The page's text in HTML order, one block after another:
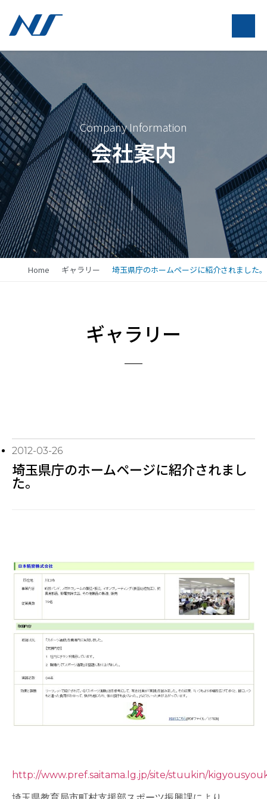
Company Information
会社案内
Home ギャラリー 埼玉県庁のホームページに紹介されました。
ギャラリー
2012-03-26
埼玉県庁のホームページに紹介されまし
た。
http://www.pref.saitama.lg.jp/site/stuukin/